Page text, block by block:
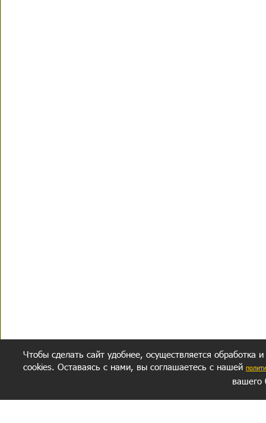
Чтобы сделать сайт удобнее, осуществляется обработка
cookies. Оставаясь с нами, вы соглашаетесь с нашей
вашего